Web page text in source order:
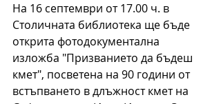
На 16 септември от 17.00 ч. в
Столичната библиотека ще бъде
открита фотодокументална
изложба "Призванието да бъдеш
кмет", посветена на 90 години от
встъпването в длъжност кмет на